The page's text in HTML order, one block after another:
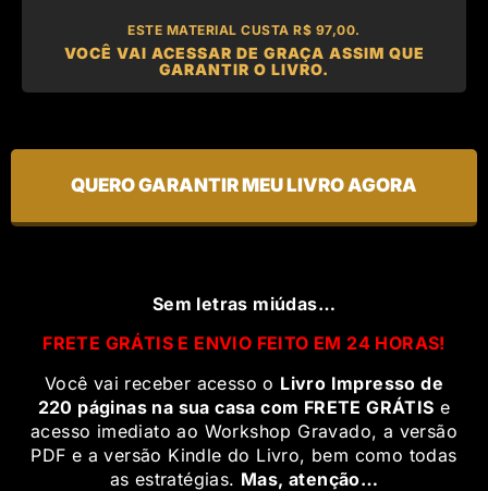
ESTE MATERIAL CUSTA R$ 97,00.
VOCÊ VAI ACESSAR DE GRAÇA ASSIM QUE
GARANTIR O LIVRO.
QUERO GARANTIR MEU LIVRO AGORA
Sem letras miúdas…
FRETE GRÁTIS E ENVIO FEITO EM 24 HORAS!
Você vai receber acesso o Livro Impresso de
220 páginas na sua casa com FRETE GRÁTIS e
acesso imediato ao Workshop Gravado, a versão
PDF e a versão Kindle do Livro, bem como todas
as estratégias. Mas, atenção…